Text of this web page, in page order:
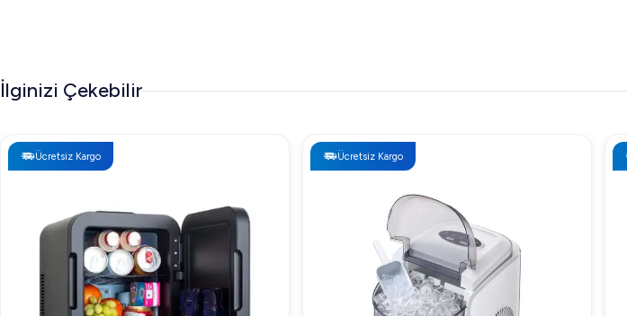
İlginizi Çekebilir
Ücretsiz Kargo Ücretsiz Kargo